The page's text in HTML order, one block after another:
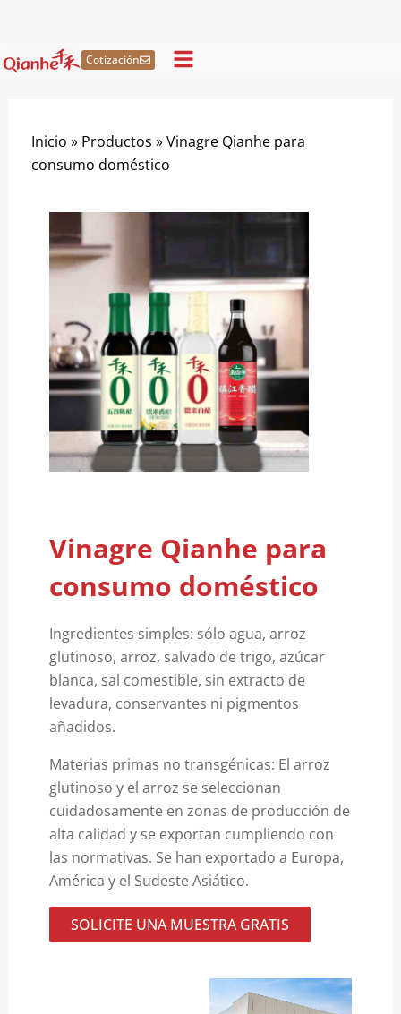
contenido
Cotización
Inicio » Productos »Vinagre Qianhe para
consumo doméstico
Vinagre Qianhe para
consumo doméstico
Ingredientes simples: sólo agua, arroz
glutinoso, arroz, salvado de trigo, azúcar
blanca, sal comestible, sin extracto de
levadura, conservantes ni pigmentos
añadidos.
Materias primas no transgénicas: El arroz
glutinoso y el arroz se seleccionan
cuidadosamente en zonas de producción de
alta calidad y se exportan cumpliendo con
las normativas. Se han exportado a Europa,
América y el Sudeste Asiático.
SOLICITE UNA MUESTRA GRATIS